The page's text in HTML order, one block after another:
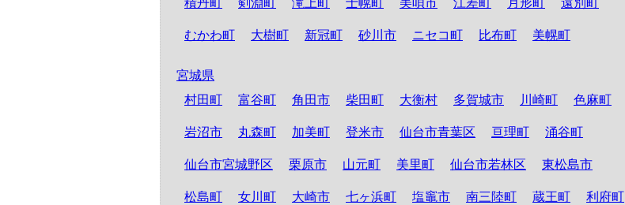
積丹町 剣淵町 滝上町 士幌町 美唄市 江差町 月形町 遠別町
むかわ町 大樹町 新冠町 砂川市 ニセコ町 比布町 美幌町
宮城県
村田町
富谷町 角田市 柴田町 大衡村 多賀城市 川崎町 色麻町
岩沼市 丸森町 加美町 登米市 仙台市青葉区 亘理町 涌谷町
仙台市宮城野区 栗原市 山元町 美里町 仙台市若林区 東松島市
松島町 女川町 大崎市 七ヶ浜町 塩竈市 南三陸町 蔵王町 利府町